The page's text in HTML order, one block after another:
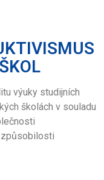
výuky studijních
školách v souladu